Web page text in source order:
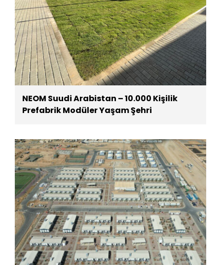
NEOM Suudi Arabistan – 10.000 Kişilik
Prefabrik Modüler Yaşam Şehri